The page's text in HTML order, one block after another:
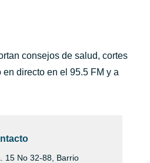
hace 1 hora
consejos de salud, cortes
directo en el 95.5 FM y a
15 No 32-88, Barrio